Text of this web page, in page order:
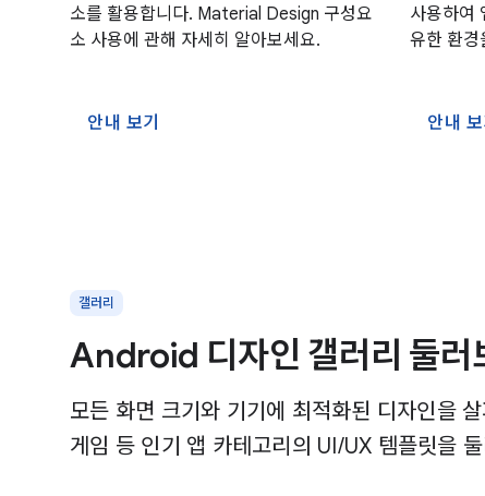
소를 활용합니다. Material Design 구성요
소 사용에 관해 자세히 알아보세요.
안내 보기
사용하여
유한 환경
안내 보
갤러리
Android 디자인 갤러리 둘러
모든 화면 크기와 기기에 최적화된 디자인을
게임 등 인기 앱 카테고리의 UI/UX 템플릿을